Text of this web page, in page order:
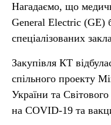
Нагадаємо, що
General Electric (GE)
спеціалізованих
Закупівля КТ
спільного проекту
України та
на COVID-19 та